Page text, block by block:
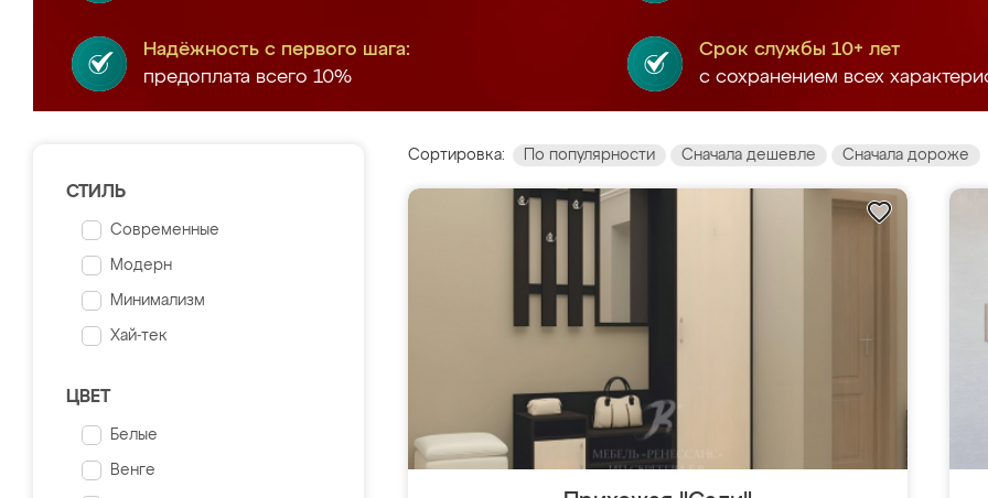
Надёжность с первого шага:
предоплата всего 10%
Срок службы 10+ лет
с сохранением всех
СТИЛЬ
Современные
Модерн
Минимализм
Хай-тек
ЦВЕТ
Белые
Венге
Сортировка: По популярности Сначала дешевле Сначала дороже